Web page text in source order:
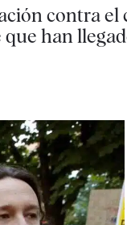
contra el
han